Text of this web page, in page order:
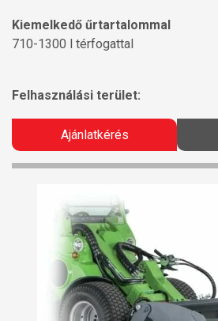
Kiemelkedő űrtartalommal
710-1300 l térfogattal
Felhasználási terület:
Ajánlatkérés